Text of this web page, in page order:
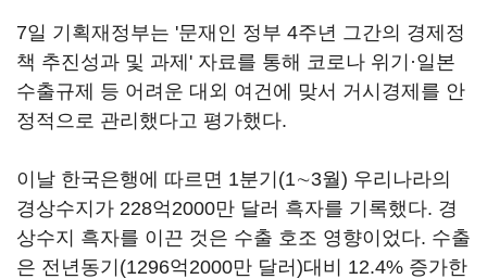
7일 기획재정부는 '문재인 정부 4주년 그간의 경제정
책 추진성과 및 과제' 자료를 통해 코로나 위기·일본
수출규제 등 어려운 대외 여건에 맞서 거시경제를 안
정적으로 관리했다고 평가했다.
이날 한국은행에 따르면 1분기(1∼3월) 우리나라의
경상수지가 228억2000만 달러 흑자를 기록했다. 경
상수지 흑자를 이끈 것은 수출 호조 영향이었다. 수출
은 전년동기(1296억2000만 달러)대비 12.4% 증가한